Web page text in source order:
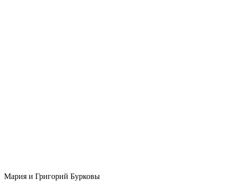
Мария и Григорий Бурковы